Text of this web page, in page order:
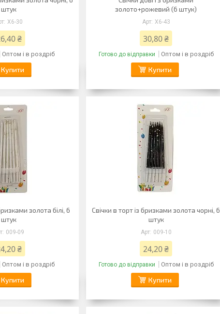
штук
X6-30
₴
Оптом і в роздріб
Купити
золото+рожевий (6 штук)
X6-43
30,80 ₴
Готово до відправки Оптом і в роздріб
Купити
золота білі, 6
штук
009-09
₴
Оптом і в роздріб
Купити
Свічки в торт із бризками золота чорні, 6
штук
009-10
24,20 ₴
Готово до відправки Оптом і в роздріб
Купити